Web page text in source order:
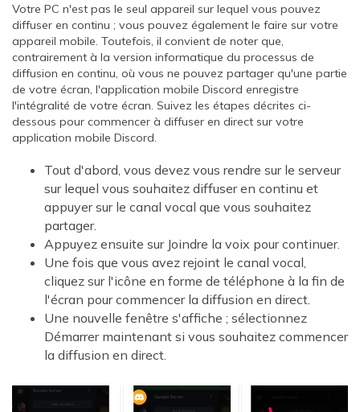
Votre PC n'est pas le seul appareil sur lequel vous pouvez
diffuser en continu ; vous pouvez également le faire sur votre
appareil mobile. Toutefois, il convient de noter que,
contrairement à la version informatique du processus de
diffusion en continu, où vous ne pouvez partager qu'une partie
de votre écran, l'application mobile Discord enregistre
l'intégralité de votre écran. Suivez les étapes décrites ci-
dessous pour commencer à diffuser en direct sur votre
application mobile Discord.
Tout d'abord, vous devez vous rendre sur le serveur
sur lequel vous souhaitez diffuser en continu et
appuyer sur le canal vocal que vous souhaitez
partager.
Appuyez ensuite sur Joindre la voix pour continuer.
Une fois que vous avez rejoint le canal vocal,
cliquez sur l'icône en forme de téléphone à la fin de
l'écran pour commencer la diffusion en direct.
Une nouvelle fenêtre s'affiche ; sélectionnez
Démarrer maintenant si vous souhaitez commencer
la diffusion en direct.